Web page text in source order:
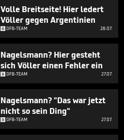
Volle Breitseite! Hier ledert
Völler gegen Argentinien
DFB-TEAM 28.07.
Nagelsmann? Hier gesteht
sich Völler einen Fehler ein
DFB-TEAM 27.07.
Nagelsmann? "Das war jetzt
nicht so sein Ding"
DFB-TEAM 27.07.